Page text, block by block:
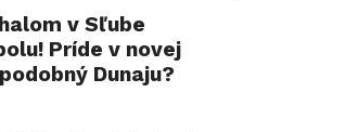
v Sľube
Príde v novej
Dunaju?